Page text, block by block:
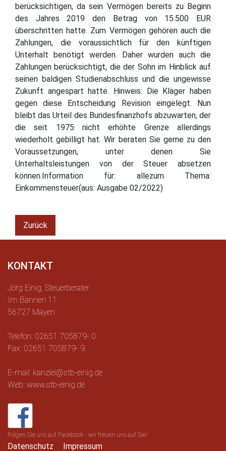
berücksichtigen, da sein Vermögen bereits zu Beginn
des Jahres 2019 den Betrag von 15.500 EUR
überschritten hatte. Zum Vermögen gehören auch die
Zahlungen, die voraussichtlich für den künftigen
Unterhalt benötigt werden. Daher wurden auch die
Zahlungen berücksichtigt, die der Sohn im Hinblick auf
seinen baldigen Studienabschluss und die ungewisse
Zukunft angespart hatte. Hinweis: Die Kläger haben
gegen diese Entscheidung Revision eingelegt. Nun
bleibt das Urteil des Bundesfinanzhofs abzuwarten, der
die seit 1975 nicht erhöhte Grenze allerdings
wiederholt gebilligt hat. Wir beraten Sie gerne zu den
Voraussetzungen, unter denen Sie
Unterhaltsleistungen von der Steuer absetzen
können.Information für: allezum Thema:
Einkommensteuer(aus: Ausgabe 02/2022)
Zurück
KONTAKT
Jörg Einig, Steuerberater
Im Bannen 11
56727 Mayen
Telefon: 02651 705879- 0
Fax: 02651 705879- 9
E-mail: kanzlei@stb-einig.de
Web: www.stb-einig.de
Folgen Sie uns auf Facebook - wir freuen uns auf Sie!
Datenschutz Impressum